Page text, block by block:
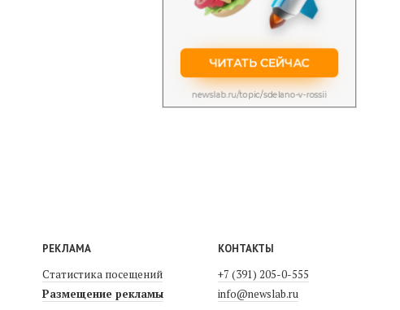
РЕКЛАМА
Статистика посещений
Размещение рекламы
КОНТАКТЫ
+7 (391) 205-0-555
info@newslab.ru